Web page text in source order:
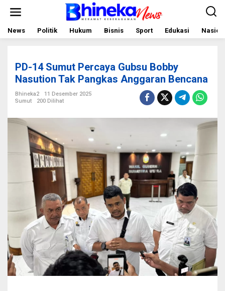
News Politik Hukum Bisnis Sport Edukasi
PD-14 Sumut Percaya Gubsu Bobby
Nasution Tak Pangkas Anggaran Bencana
Bhineka2
11 Desember 2025
Sumut
200 Dilihat